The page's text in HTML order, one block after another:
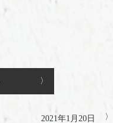
2021年1月20日